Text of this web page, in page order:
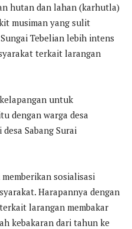
hutan dan lahan (karhutla)
musiman yang sulit
Tebelian lebih intens
terkait larangan
untuk
dengan warga desa
Sabang Surai
sosialisasi
Harapannya dengan
larangan membakar
kebakaran dari tahun ke